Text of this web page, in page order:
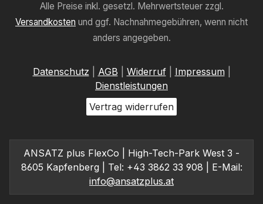
Alle Preise inkl. gesetzl. Mehrwertsteuer zzgl.
Versandkosten und ggf. Nachnahmegebühren, wenn nicht
anders angegeben.
Datenschutz AGB Widerruf| Impressum
Dienstleistungen
Vertrag widerrufen
ANSATZ plus FlexCo | High-Tech-Park West 3 -
8605 Kapfenberg | Tel: +43 3862 33 908 | E-Mail:
info@ansatzplus.at